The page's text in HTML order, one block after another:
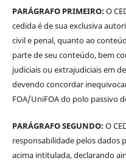
PARÁGRAFO PRIMEIRO:O
cedida é de sua exclusiva
civil e penal, quanto ao
parte de seu conteúdo, bem
judiciais ou extrajudiciais em
devendo concordar
FOA/UniFOA do polo passivo
PARÁGRAFO SEGUNDO:O
responsabilidade pelos dados
acima intitulada, declarando